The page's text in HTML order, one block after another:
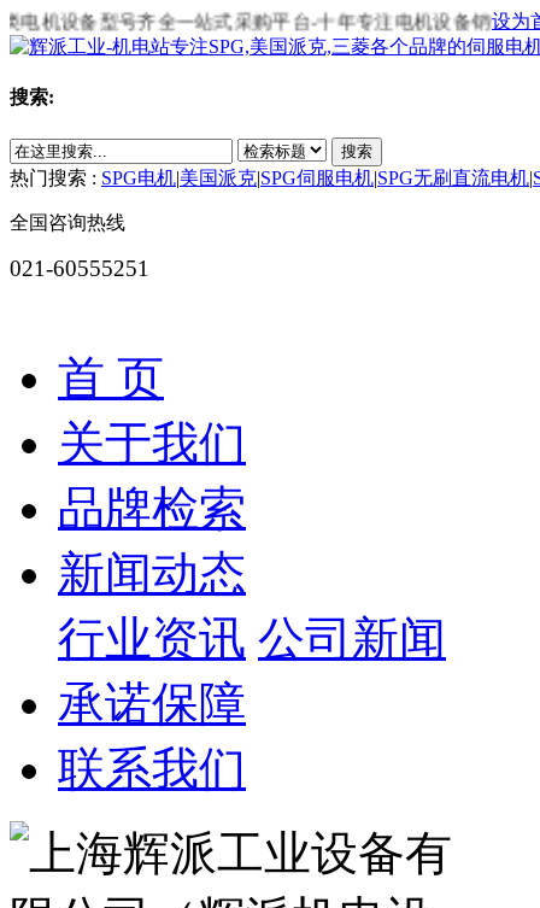
设备型号齐全一站式采购平台-十年专注电机设备销售，全国
设为
搜索:
搜索
热门搜索 : SPG电机|美国派克|SPG伺服电机|SPG无刷直流电机|
全国咨询热线
021-60555251
首 页
关于我们
品牌检索
新闻动态
行业资讯 公司新闻
承诺保障
联系我们